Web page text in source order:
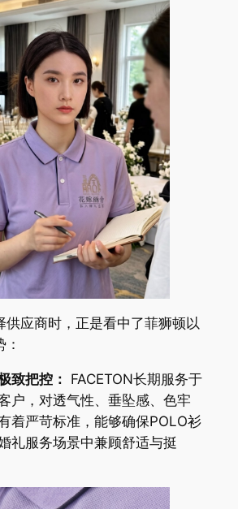
供应商时，正是看中了菲狮顿以
致把控：
FACETON长期服务于
户，对透气性、垂坠感、色牢
着严苛标准，能够确保POLO衫
礼服务场景中兼顾舒适与挺